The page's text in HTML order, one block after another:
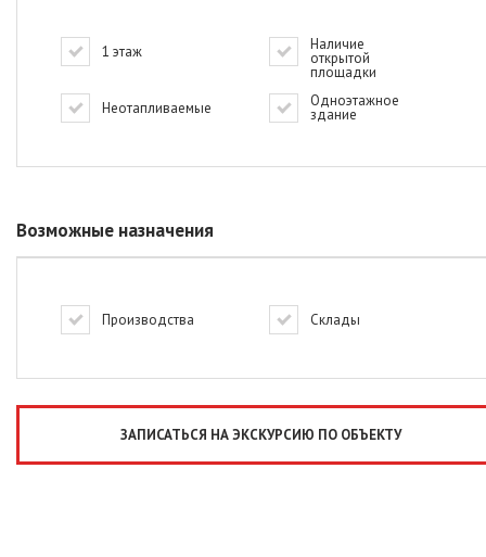
1 этаж Наличие
открытой
площадки
Неотапливаемые
Одноэтажное
здание
Возможные назначения
Производства Склады
ЗАПИСАТЬСЯ НА ЭКСКУРСИЮ ПО ОБЪЕКТУ